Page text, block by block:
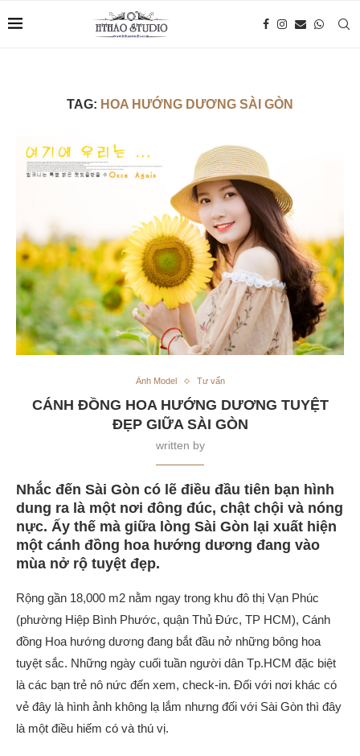
TAG: HOA HƯỚNG DƯƠNG SÀI GÒN
Ảnh Model Tư vấn
CÁNH ĐỒNG HOA HƯỚNG DƯƠNG TUYỆT
ĐẸP GIỮA SÀI GÒN
written by
Nhắc đến Sài Gòn có lẽ điều đầu tiên bạn hình
dung ra là một nơi đông đúc, chật chội và nóng
nực. Ấy thế mà giữa lòng Sài Gòn lại xuất hiện
một cánh đồng hoa hướng dương đang vào
mùa nở rộ tuyệt đẹp.
Rộng gần 18,000 m2 nằm ngay trong khu đô thị Vạn Phúc
(phường Hiệp Bình Phước, quận Thủ Đức, TP HCM), Cánh
đồng Hoa hướng dương đang bắt đầu nở những bông hoa
tuyệt sắc. Những ngày cuối tuần người dân Tp.HCM đặc biệt
là các bạn trẻ nô nức đến xem, check-in. Đối với nơi khác có
vẻ đây là hình ảnh không lạ lắm nhưng đối với Sài Gòn thì đây
là một điều hiếm có và thú vị.